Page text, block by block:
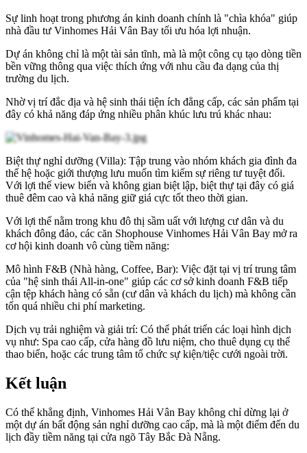
Sự linh hoạt trong phương án kinh doanh chính là "chìa khóa" giúp
nhà đầu tư Vinhomes Hải Vân Bay tối ưu hóa lợi nhuận.
Dự án không chỉ là một tài sản tĩnh, mà là một công cụ tạo dòng tiền
bền vững thông qua việc thích ứng với nhu cầu đa dạng của thị
trường du lịch.
Nhờ vị trí đắc địa và hệ sinh thái tiện ích đẳng cấp, các sản phẩm tại
đây có khả năng đáp ứng nhiều phân khúc lưu trú khác nhau:
Biệt thự nghỉ dưỡng (Villa): Tập trung vào nhóm khách gia đình đa
thế hệ hoặc giới thượng lưu muốn tìm kiếm sự riêng tư tuyệt đối.
Với lợi thế view biển và không gian biệt lập, biệt thự tại đây có giá
thuê đêm cao và khả năng giữ giá cực tốt theo thời gian.
Với lợi thế nằm trong khu đô thị sầm uất với lượng cư dân và du
khách đông đảo, các căn Shophouse Vinhomes Hải Vân Bay mở ra
cơ hội kinh doanh vô cùng tiềm năng:
Mô hình F&B (Nhà hàng, Coffee, Bar): Việc đặt tại vị trí trung tâm
của "hệ sinh thái All-in-one" giúp các cơ sở kinh doanh F&B tiếp
cận tệp khách hàng có sẵn (cư dân và khách du lịch) mà không cần
tốn quá nhiều chi phí marketing.
Dịch vụ trải nghiệm và giải trí: Có thể phát triển các loại hình dịch
vụ như: Spa cao cấp, cửa hàng đồ lưu niệm, cho thuê dụng cụ thể
thao biển, hoặc các trung tâm tổ chức sự kiện/tiệc cưới ngoài trời.
Kết luận
Có thể khẳng định, Vinhomes Hải Vân Bay không chỉ dừng lại ở
một dự án bất động sản nghỉ dưỡng cao cấp, mà là một điểm đến du
lịch đầy tiềm năng tại cửa ngõ Tây Bắc Đà Nẵng.